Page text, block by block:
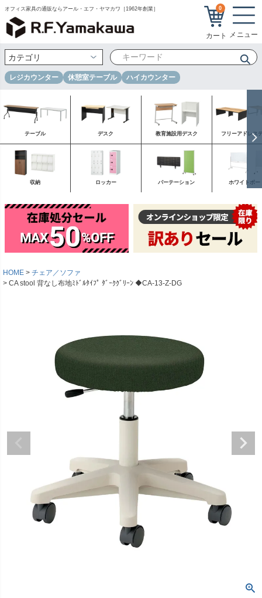
オフィス家具の通販ならアール・エフ・ヤマカワ［1962年創業］ 0
レジカウンター 休憩室テーブル ハイカウンター
テーブル デスク 教育施設用デスク フリーアドレス
収納 ロッカー パーテーション ホワイトボー
HOME
チェア／ソファ
CA stool 背なし布地ﾐﾄﾞﾙﾀｲﾌﾟ ﾀﾞｰｸｸﾞﾘｰﾝ ◆CA-13-Z-DG